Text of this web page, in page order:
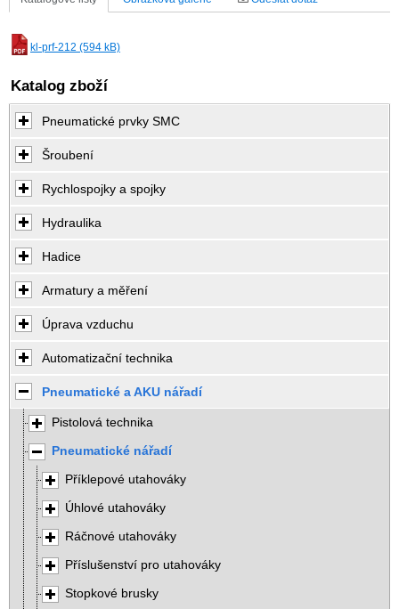
kl-prf-212 (594 kB)
Katalog zboží
Pneumatické prvky SMC
Šroubení
Rychlospojky a spojky
Hydraulika
Hadice
Armatury a měření
Úprava vzduchu
Automatizační technika
Pneumatické a AKU nářadí
Pistolová technika
Pneumatické nářadí
Příklepové utahováky
Úhlové utahováky
Ráčnové utahováky
Příslušenství pro utahováky
Stopkové brusky